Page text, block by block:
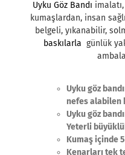
Uyku Göz Bandı
kumaşlardan, insan
belgeli, yıkanabilir,
baskılarla günlük
Uyku göz
nefes alabilen
Uyku göz
Yeterli
Kumaş içinde
Kenarları tek